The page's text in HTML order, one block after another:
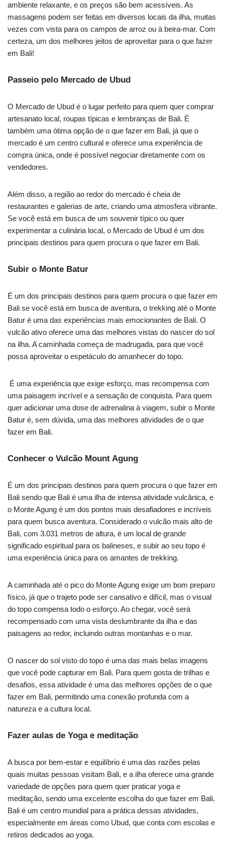
ambiente relaxante, e os preços são bem acessíveis. As
massagens podem ser feitas em diversos locais da ilha, muitas
vezes com vista para os campos de arroz ou à beira-mar. Com
certeza, um dos melhores jeitos de aproveitar para o que fazer
em Bali!
Passeio pelo Mercado de Ubud
O Mercado de Ubud é o lugar perfeito para quem quer comprar
artesanato local, roupas típicas e lembranças de Bali. É
também uma ótima opção de o que fazer em Bali, já que o
mercado é um centro cultural e oferece uma experiência de
compra única, onde é possível negociar diretamente com os
vendedores.
Além disso, a região ao redor do mercado é cheia de
restaurantes e galerias de arte, criando uma atmosfera vibrante.
Se você está em busca de um souvenir típico ou quer
experimentar a culinária local, o Mercado de Ubud é um dos
principais destinos para quem procura o que fazer em Bali.
Subir o Monte Batur
É um dos principais destinos para quem procura o que fazer em
Bali se você está em busca de aventura, o trekking até o Monte
Batur é uma das experiências mais emocionantes de Bali. O
vulcão ativo oferece uma das melhores vistas do nascer do sol
na ilha. A caminhada começa de madrugada, para que você
possa aproveitar o espetáculo do amanhecer do topo.
É uma experiência que exige esforço, mas recompensa com
uma paisagem incrível e a sensação de conquista. Para quem
quer adicionar uma dose de adrenalina à viagem, subir o Monte
Batur é, sem dúvida, uma das melhores atividades de o que
fazer em Bali.
Conhecer o Vulcão Mount Agung
É um dos principais destinos para quem procura o que fazer em
Bali sendo que Bali é uma ilha de intensa atividade vulcânica, e
o Monte Agung é um dos pontos mais desafiadores e incríveis
para quem busca aventura. Considerado o vulcão mais alto de
Bali, com 3.031 metros de altura, é um local de grande
significado espiritual para os balineses, e subir ao seu topo é
uma experiência única para os amantes de trekking.
A caminhada até o pico do Monte Agung exige um bom preparo
físico, já que o trajeto pode ser cansativo e difícil, mas o visual
do topo compensa todo o esforço. Ao chegar, você será
recompensado com uma vista deslumbrante da ilha e das
paisagens ao redor, incluindo outras montanhas e o mar.
O nascer do sol visto do topo é uma das mais belas imagens
que você pode capturar em Bali. Para quem gosta de trilhas e
desafios, essa atividade é uma das melhores opções de o que
fazer em Bali, permitindo uma conexão profunda com a
natureza e a cultura local.
Fazer aulas de Yoga e meditação
A busca por bem-estar e equilíbrio é uma das razões pelas
quais muitas pessoas visitam Bali, e a ilha oferece uma grande
variedade de opções para quem quer praticar yoga e
meditação, sendo uma excelente escolha do que fazer em Bali.
Bali é um centro mundial para a prática dessas atividades,
especialmente em áreas como Ubud, que conta com escolas e
retiros dedicados ao yoga.